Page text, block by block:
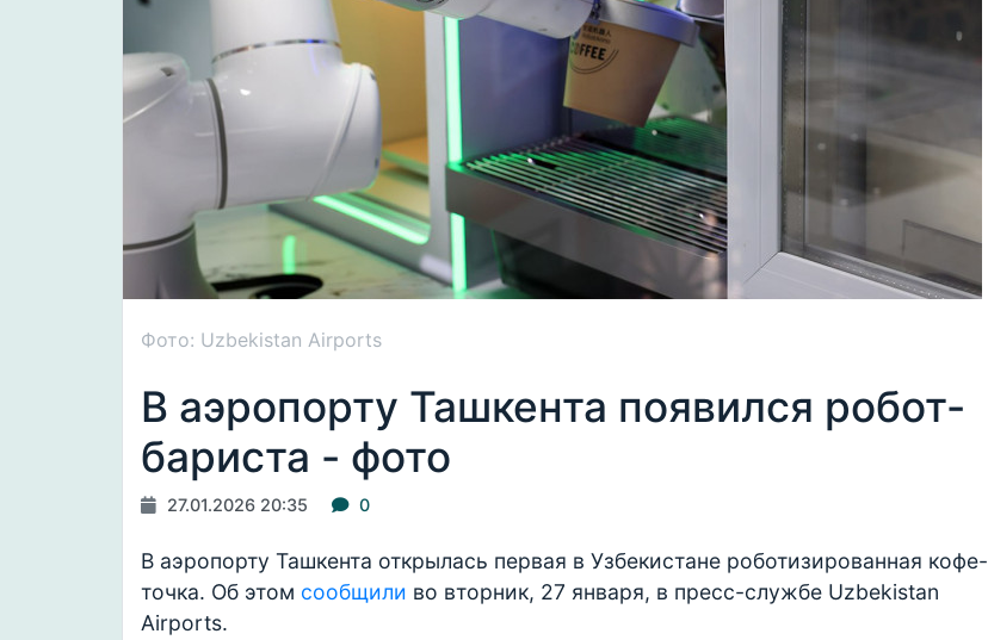
Фото: Uzbekistan Airports
В аэропорту Ташкента появился робот-
бариста - фото
27.01.2026 20:35 0
В аэропорту Ташкента открылась первая в Узбекистане роботизированная кофе-
точка. Об этом сообщили во вторник, 27 января, в пресс-службе Uzbekistan
Airports.